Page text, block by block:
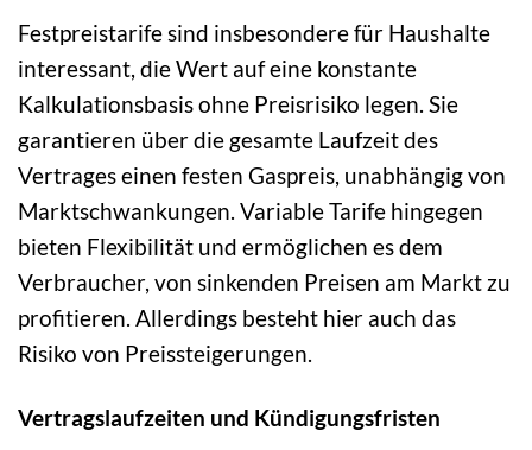
Festpreistarife sind insbesondere für Haushalte
interessant, die Wert auf eine konstante
Kalkulationsbasis ohne Preisrisiko legen. Sie
garantieren über die gesamte Laufzeit des
Vertrages einen festen Gaspreis, unabhängig von
Marktschwankungen. Variable Tarife hingegen
bieten Flexibilität und ermöglichen es dem
Verbraucher, von sinkenden Preisen am Markt zu
profitieren. Allerdings besteht hier auch das
Risiko von Preissteigerungen.
Vertragslaufzeiten und Kündigungsfristen